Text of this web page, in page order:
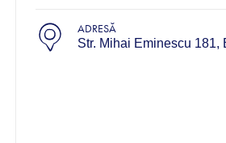
ADRESĂ
Str. Mihai Eminescu 181,